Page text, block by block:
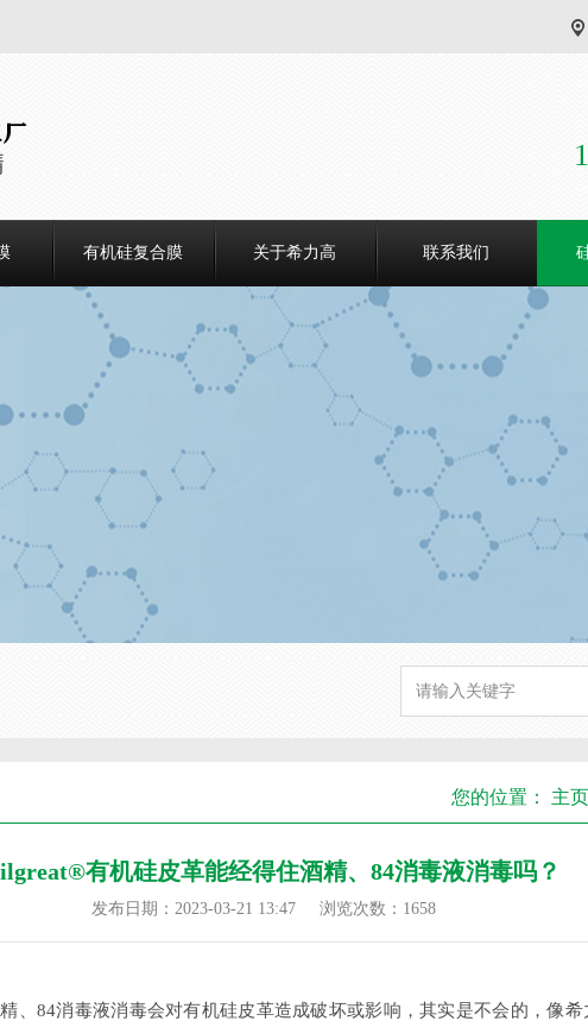
有机硅复合膜 关于希力高 联系我们
您的位置： 主页
有机硅皮革能经得住酒精、84消毒液消毒吗？
发布日期：2023-03-21 13:47 浏览次数： 1658
、84消毒液消毒会对有机硅皮革造成破坏或影响，其实是不会的，像